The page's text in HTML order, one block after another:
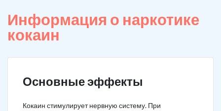
Информация о наркотике
кокаин
Основные эффекты
Кокаин стимулирует нервную систему. При